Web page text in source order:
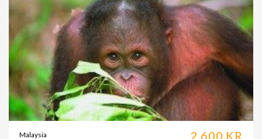
2.600 KR
Malaysia